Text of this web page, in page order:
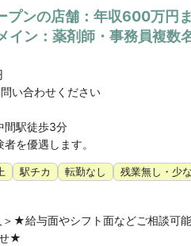
プンの店舗：年収600万円
ン：薬剤師・事務員複数
い合わせください
間駅徒歩3分
を優遇します。
駅チカ 転勤なし 残業無し・少
★給与面やシフト面などご相談可
★